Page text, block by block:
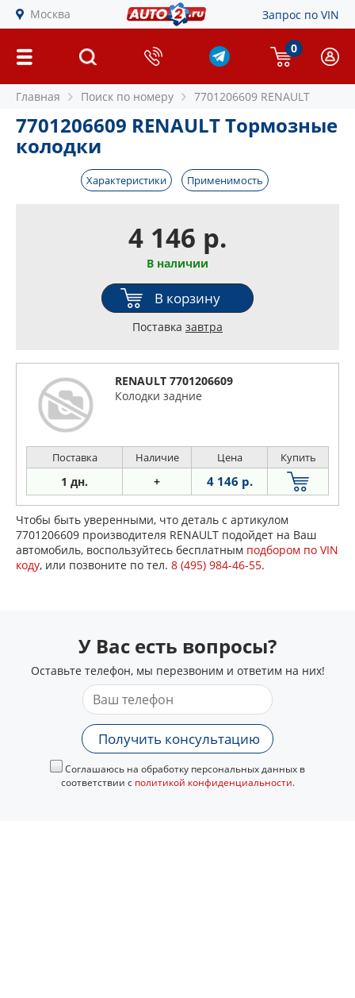
Москва Запрос по VIN
0
Главная Поиск по номеру 7701206609 RENAULT
7701206609 RENAULT Тормозные
колодки
Характеристики Применимость
4 146 р.
В наличии
В корзину
Поставка завтра
RENAULT 7701206609
Колодки задние
Поставка Наличие Цена Купить
1 дн. + 4 146 р.
Чтобы быть уверенными, что деталь с артикулом
7701206609 производителя RENAULT подойдет на Ваш
автомобиль, воспользуйтесь бесплатным подбором по VIN
коду, или позвоните по тел. 8 (495) 984-46-55.
У Вас есть вопросы?
Оставьте телефон, мы перезвоним и ответим на них!
Получить консультацию
Соглашаюсь на обработку персональных данных в
соответствии с политикой конфиденциальности.